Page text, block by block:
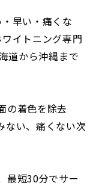
早い・痛くな
イトニング専門
道から沖縄まで
の着色を除去
ない、痛くない次
最短30分でサー